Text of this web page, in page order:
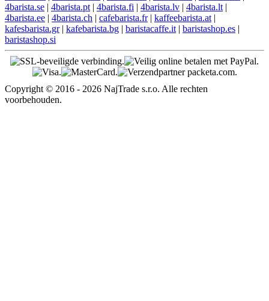
4barista.se | 4barista.pt | 4barista.fi | 4barista.lv | 4barista.lt |
4barista.ee | 4barista.ch | cafebarista.fr| kaffeebarista.at |
kafesbarista.gr| kafebarista.bg | baristacaffe.it | baristashop.es |
baristashop.si
Copyright © 2016 - 2026 NajTrade s.r.o. Alle rechten
voorbehouden.